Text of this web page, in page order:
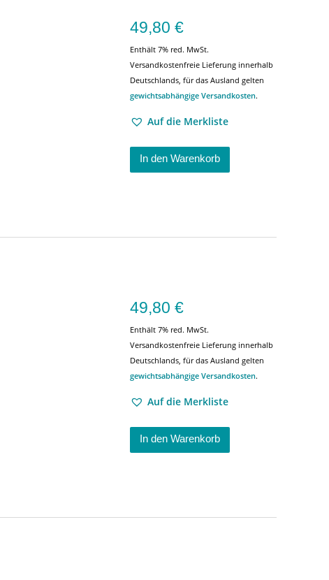
49,80 €
Enthält 7% red. MwSt.
Versandkostenfreie Lieferung innerhalb
Deutschlands, für das Ausland gelten
gewichtsabhängige Versandkosten.
Auf die Merkliste
In den Warenkorb
49,80 €
Enthält 7% red. MwSt.
Versandkostenfreie Lieferung innerhalb
Deutschlands, für das Ausland gelten
gewichtsabhängige Versandkosten.
Auf die Merkliste
In den Warenkorb